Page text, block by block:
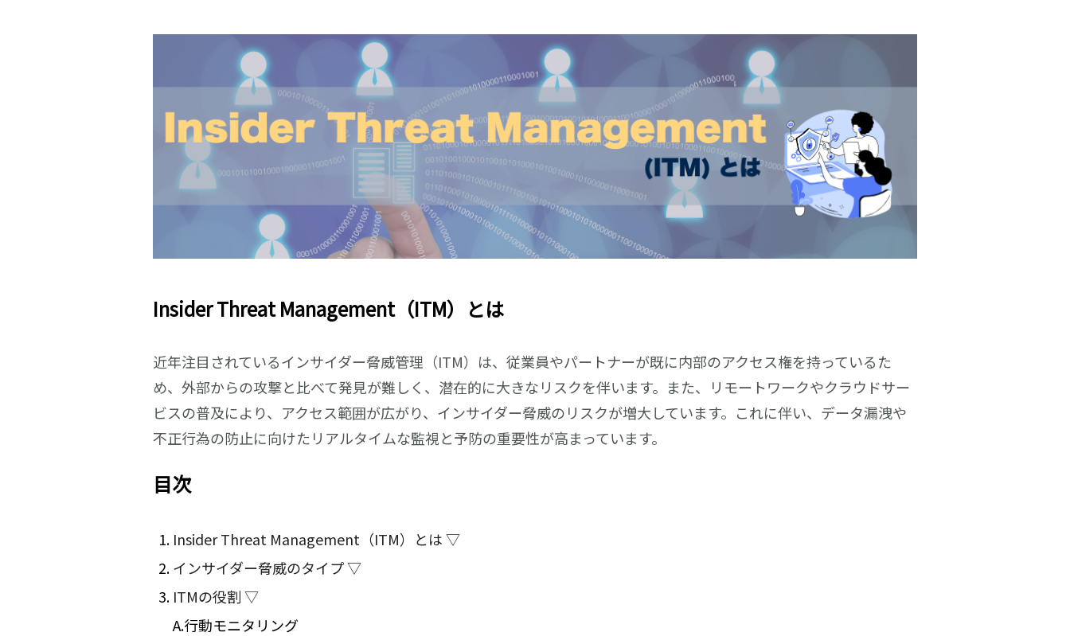
Insider Threat Management（ITM）とは
近年注目されているインサイダー脅威管理（ITM）は、従業員やパートナーが既に内部のアクセス権を持っているた
め、外部からの攻撃と比べて発見が難しく、潜在的に大きなリスクを伴います。また、リモートワークやクラウドサー
ビスの普及により、アクセス範囲が広がり、インサイダー脅威のリスクが増大しています。これに伴い、データ漏洩や
不正行為の防止に向けたリアルタイムな監視と予防の重要性が高まっています。
目次
Insider Threat Management（ITM）とは ▽
インサイダー脅威のタイプ ▽
ITMの役割 ▽
A.行動モニタリング